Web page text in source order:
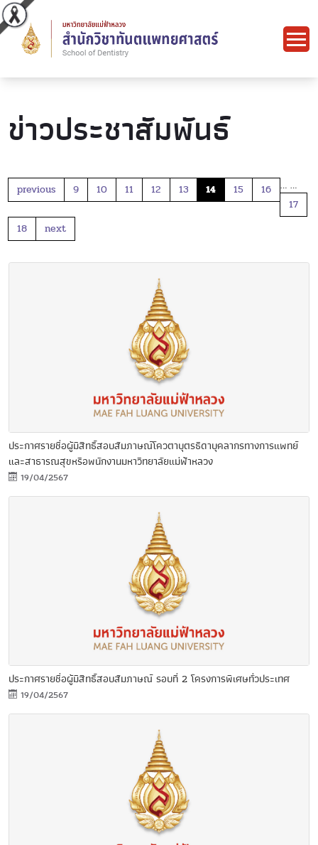
ข่าวประชาสัมพันธ์
previous …
9 10 11 12 13 14 15
16
17
18
…
next
ประกาศรายชื่อผู้มีสิทธิ์สอบสัมภาษณ์โควตาบุตรธิดาบุคลากรทางการแพทย์
และสาธารณสุขหรือพนักงานมหาวิทยาลัยแม่ฟ้าหลวง
19/04/2567
ประกาศรายชื่อผู้มีสิทธิ์สอบสัมภาษณ์ รอบที่ 2 โครงการพิเศษทั่วประเทศ
19/04/2567